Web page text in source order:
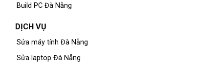
Build PC Đà Nẵng
DỊCH VỤ
Sửa máy tính Đà Nẵng
Sửa laptop Đà Nẵng